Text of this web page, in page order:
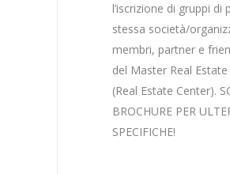
l’iscrizione di gruppi di
stessa società/
membri, partner e
del Master Real
(Real Estate Center).
BROCHURE PER
SPECIFICHE!